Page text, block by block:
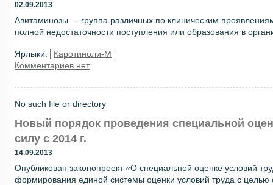
02.09.2013
Авитаминозы - группа различных по клиническим
полной недостаточности поступления или образования в
Ярлыки:
Каротиноли-М
Комментариев нет
No such file or directory
Новый порядок проведения специальной
силу с 2014 г.
14.09.2013
Опубликован законопроект «О специальной оценке условий
формирования единой системы оценки условий труда с